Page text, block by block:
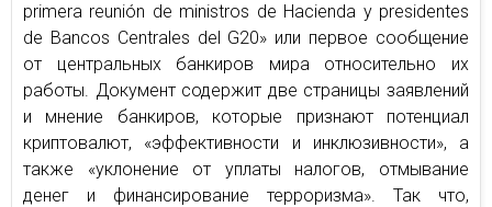
primera reunión de ministros de Hacienda y presidentes
de Bancos Centrales del G20» или первое сообщение
от центральных банкиров мира относительно их
работы. Документ содержит две страницы заявлений
и мнение банкиров, которые признают потенциал
криптовалют, «эффективности и инклюзивности», а
также «уклонение от уплаты налогов, отмывание
денег и финансирование терроризма». Так что,